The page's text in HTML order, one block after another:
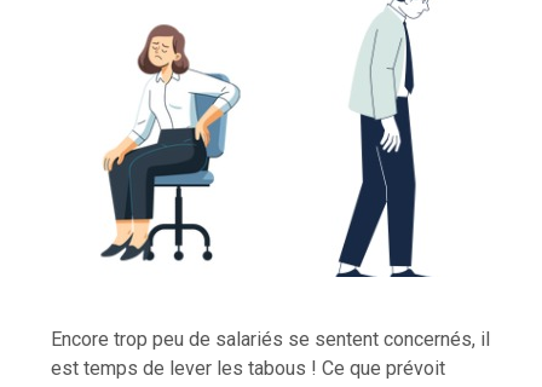
Encore trop peu de salariés se sentent concernés, il
est temps de lever les tabous ! Ce que prévoit